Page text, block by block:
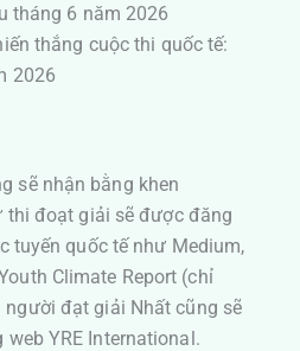
tháng 6 năm 2026
thắng cuộc thi quốc tế:
2026
sẽ nhận bằng khen
thi đoạt giải sẽ được đăng
tuyến quốc tế như Medium,
Climate Report (chỉ
đạt giải Nhất cũng sẽ
YRE International.